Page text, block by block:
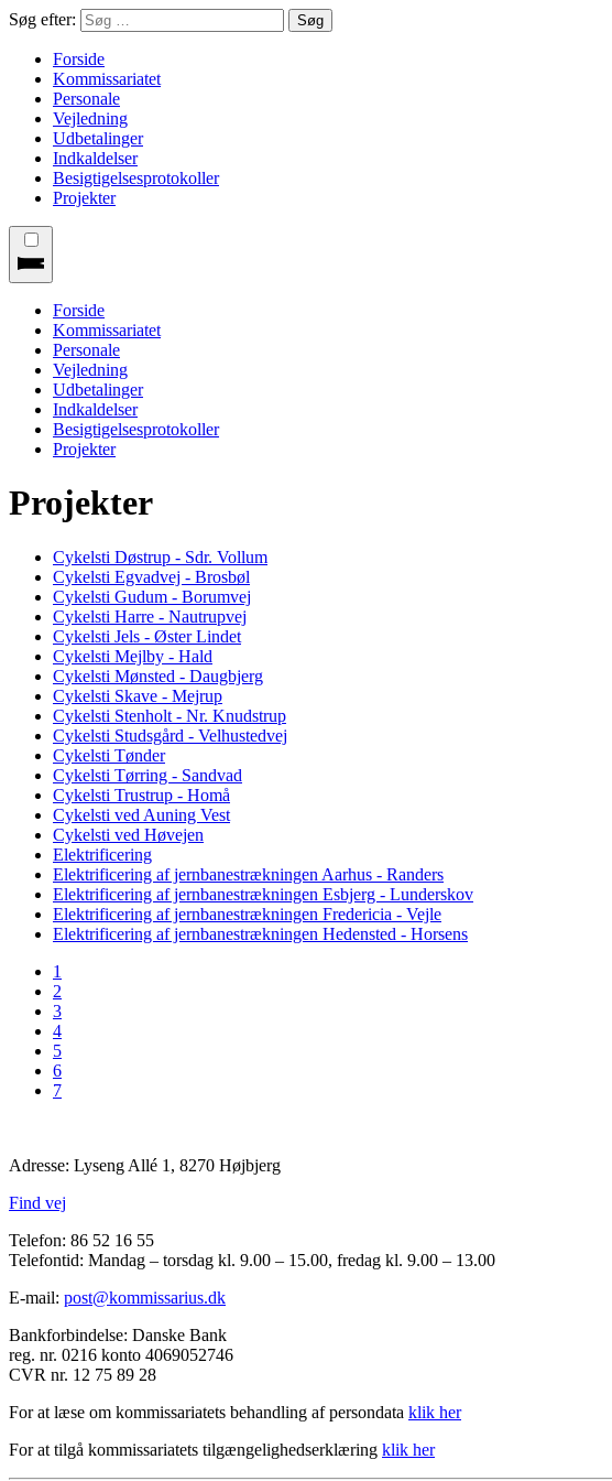
Søg efter:
Forside
Kommissariatet
Personale
Vejledning
Udbetalinger
Indkaldelser
Besigtigelsesprotokoller
Projekter
Forside
Kommissariatet
Personale
Vejledning
Udbetalinger
Indkaldelser
Besigtigelsesprotokoller
Projekter
Projekter
Cykelsti Døstrup - Sdr. Vollum
Cykelsti Egvadvej - Brosbøl
Cykelsti Gudum - Borumvej
Cykelsti Harre - Nautrupvej
Cykelsti Jels - Øster Lindet
Cykelsti Mejlby - Hald
Cykelsti Mønsted - Daugbjerg
Cykelsti Skave - Mejrup
Cykelsti Stenholt - Nr. Knudstrup
Cykelsti Studsgård - Velhustedvej
Cykelsti Tønder
Cykelsti Tørring - Sandvad
Cykelsti Trustrup - Homå
Cykelsti ved Auning Vest
Cykelsti ved Høvejen
Elektrificering
Elektrificering af jernbanestrækningen Aarhus - Randers
Elektrificering af jernbanestrækningen Esbjerg - Lunderskov
Elektrificering af jernbanestrækningen Fredericia - Vejle
Elektrificering af jernbanestrækningen Hedensted - Horsens
1
2
3
4
5
6
7
Adresse: Lyseng Allé 1, 8270 Højbjerg
Find vej
Telefon: 86 52 16 55
Telefontid: Mandag – torsdag kl. 9.00 – 15.00, fredag kl. 9.00 – 13.00
E-mail: post@kommissarius.dk
Bankforbindelse: Danske Bank
reg. nr. 0216 konto 4069052746
CVR nr. 12 75 89 28
For at læse om kommissariatets behandling af persondata klik her
For at tilgå kommissariatets tilgængelighedserklæring klik her